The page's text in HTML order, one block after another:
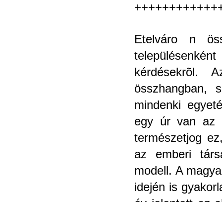
Etelváro n
kérdésekrõl.
összhangban,
mindenki
egy úr van az
természetjog
az emberi
modell. A
idején is